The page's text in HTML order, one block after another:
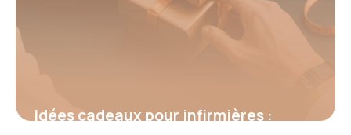
Idées cadeaux pour infirmières :